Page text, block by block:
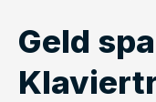
Geld